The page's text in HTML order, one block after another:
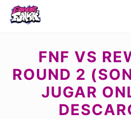
FNF VS
ROUND 2
JUGAR